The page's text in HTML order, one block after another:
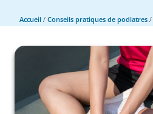
Accueil / Conseils pratiques de podiatres /